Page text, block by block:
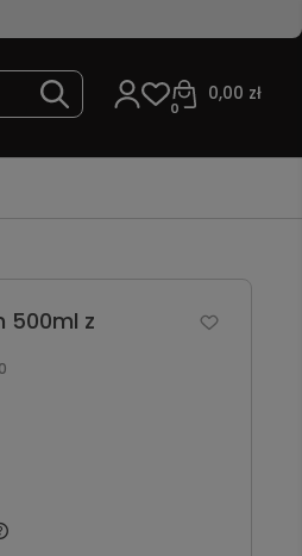
0,00 zł
0
500ml z